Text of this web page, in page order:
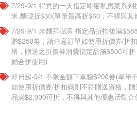
7/29-9/1 得意的一天指定即饗私房菜系列
米,麵現折$30(單筆最高折$60，不得與其
7/29-9/1 米麵拜澎湃 指定品折扣後滿
贈$250劵，請注意訂單如使用折價券/折
格，贈送之折價券消費指定品滿$500可
動合併使用)
即日起-9/1 不限金額下單贈$200券(單筆
如使用折價券/折扣碼則不符贈送資格，
品滿$2,000可折，不得與其他優惠活動合